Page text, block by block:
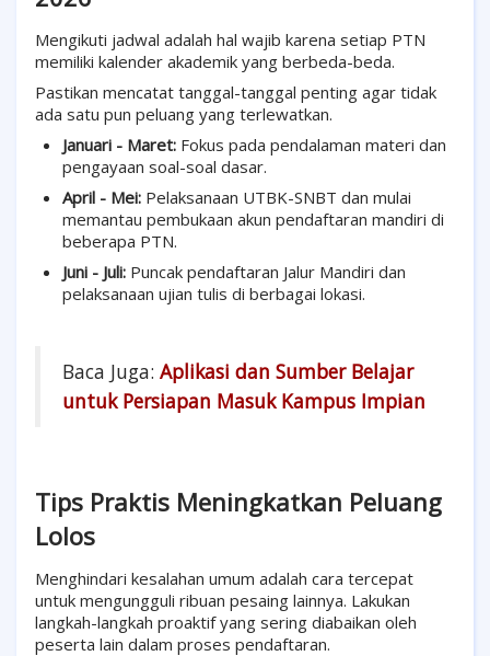
Mengikuti jadwal adalah hal wajib karena setiap PTN
memiliki kalender akademik yang berbeda-beda.
Pastikan mencatat tanggal-tanggal penting agar tidak
ada satu pun peluang yang terlewatkan.
Januari - Maret: Fokus pada pendalaman materi dan
pengayaan soal-soal dasar.
April - Mei: Pelaksanaan UTBK-SNBT dan mulai
memantau pembukaan akun pendaftaran mandiri di
beberapa PTN.
Juni - Juli: Puncak pendaftaran Jalur Mandiri dan
pelaksanaan ujian tulis di berbagai lokasi.
Baca Juga: Aplikasi dan Sumber Belajar
untuk Persiapan Masuk Kampus Impian
Tips Praktis Meningkatkan Peluang
Lolos
Menghindari kesalahan umum adalah cara tercepat
untuk mengungguli ribuan pesaing lainnya. Lakukan
langkah-langkah proaktif yang sering diabaikan oleh
peserta lain dalam proses pendaftaran.